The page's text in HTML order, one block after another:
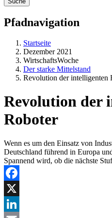
Pfadnavigation
Startseite
Dezember 2021
WirtschaftsWoche
Der starke Mittelstand
Revolution der intelligenten
Revolution der
Roboter
Wenn es um den Einsatz von
Deutschland führend in Europa
Spannend wird, ob die nächste
Facebook
X